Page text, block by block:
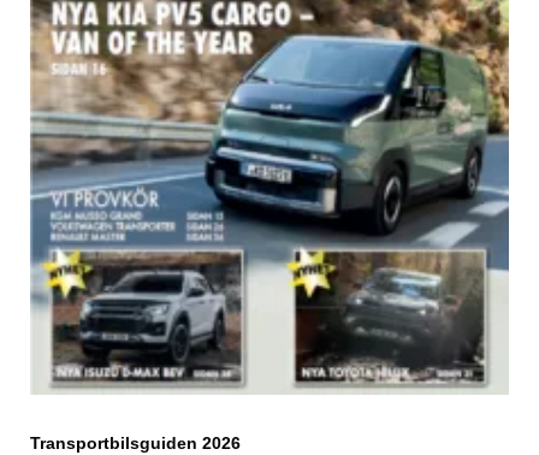
Transportbilsguiden 2026